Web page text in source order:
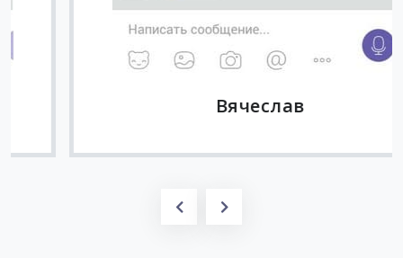
Вячеслав